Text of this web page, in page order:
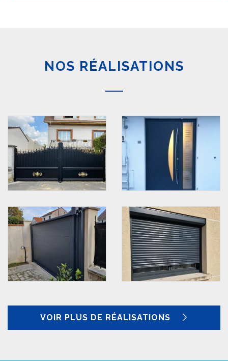
NOS RÉALISATIONS
VOIR PLUS DE RÉALISATIONS